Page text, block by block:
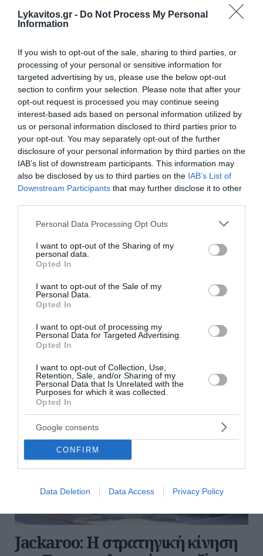
Lykavitos.gr - Do Not Process My Personal
Information
If you wish to opt-out of the sale, sharing to third parties, or
processing of your personal or sensitive information for
targeted advertising by us, please use the below opt-out
section to confirm your selection. Please note that after your
opt-out request is processed you may continue seeing
interest-based ads based on personal information utilized by
us or personal information disclosed to third parties prior to
your opt-out. You may separately opt-out of the further
disclosure of your personal information by third parties on the
IAB’s list of downstream participants. This information may
also be disclosed by us to third parties on the IAB’s List of
Downstream Participants that may further disclose it to other
Please note that this website/app uses one or more Google
not limited to your visit or usage behaviour. You may click to
grant or deny consent to Google and its third-party tags to
use your data for below specified purposes in below Google
consent section.
Personal Data Processing Opt Outs
I want to opt-out of the Sharing of my
personal data.
Opted In
I want to opt-out of the Sale of my
Personal Data.
Opted In
I want to opt-out of processing my
Personal Data for Targeted Advertising.
Opted In
I want to opt-out of Collection, Use,
Retention, Sale, and/or Sharing of my
Personal Data that Is Unrelated with the
Purposes for which it was collected.
Opted In
Google consents
CONFIRM
Data Deletion Data Access Privacy Policy
Άνοιξε η πλατφόρμα
myBusinessSupport για τον
πρώτο κύκλο του ειδικού
σχήματος στήριξης των
επιχειρήσεων της Σαμοθράκης
Με στόχο τη συνεχή και ουσιαστική στήριξη των
από τις καταστροφικές πυρκαγιές του καλοκαιριού
του 2023 στην Περιφερειακή Ενότητα Έβρου, άνοιξε
18:33 | 06 Αυγούστου 2026 Οικονομία
Jackaroo: Η στρατηγική κίνηση